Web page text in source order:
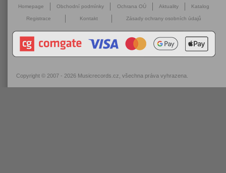
Homepage Obchodní podmínky Ochrana OÚ Aktuality Katalog
Registrace Kontakt Zásady ochrany osobních údajů
Copyright © 2007 - 2026 Musicrecords.cz , všechna práva vyhrazena.